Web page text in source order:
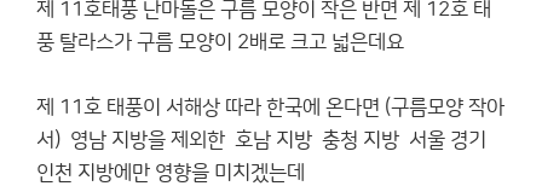
제 11호태풍 난마돌은 구름 모양이 작은 반면 제 12호 태
풍 탈라스가 구름 모양이 2배로 크고 넓은데요
제 11호 태풍이 서해상 따라 한국에 온다면 (구름모양 작아
서) 영남 지방을 제외한 호남 지방 충청 지방 서울 경기
인천 지방에만 영향을 미치겠는데